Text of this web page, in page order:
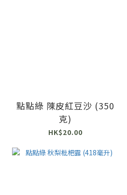
點點綠 陳皮紅豆沙 (350
克)
HK$20.00